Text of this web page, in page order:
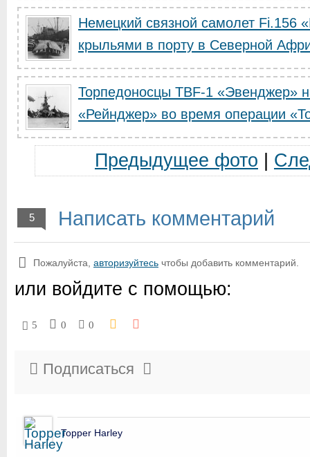
Немецкий связной самолет Fi.156
крыльями в порту в Северной
Торпедоносцы TBF-1 «Эвенджер»
«Рейнджер» во время операции
Предыдущее фото
5 Написать комментарий
Пожалуйста, авторизуйтесь чтобы добавить комментарий.
или войдите с помощью:
5 0 0
Подписаться
Topper Harley